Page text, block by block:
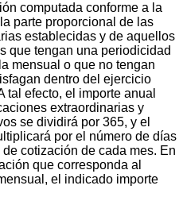
computada conforme a la
parte proporcional de las
establecidas y de aquellos
que tengan una periodicidad
mensual o que no tengan
dentro del ejercicio
tal efecto, el importe anual
extraordinarias y
se dividirá por 365, y el
por el número de días
cotización de cada mes. En
que corresponda al
el indicado importe